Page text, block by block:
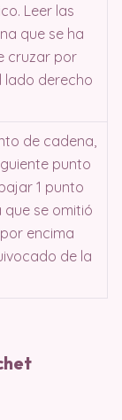
Leer las
que se ha
cruzar por
lado derecho
de cadena,
punto
1 punto
se omitió
encima
de la